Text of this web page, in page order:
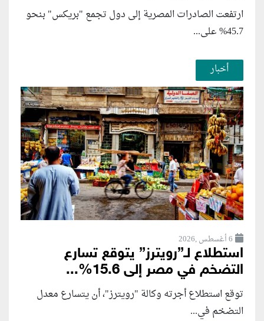
ارتفعت الصادرات المصرية إلى دول تجمع "بريكس" بنحو
45.7% على...
أخبار
6 أغسطس ,2026
استطلاع لـ”رويترز” يتوقع تسارع
التضخم في مصر إلى 15.6%...
توقع استطلاع أجرته وكالة "رويترز"، أن يتسارع ‌معدل
التضخم في...